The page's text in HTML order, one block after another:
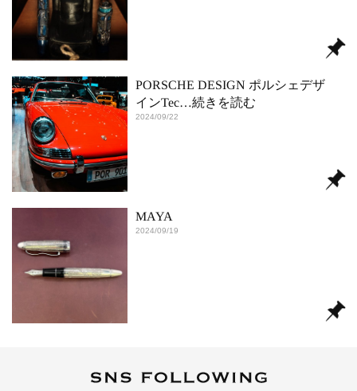
PORSCHE DESIGN ポルシェデザ
インTec…続きを読む
2024/09/22
MAYA
2024/09/19